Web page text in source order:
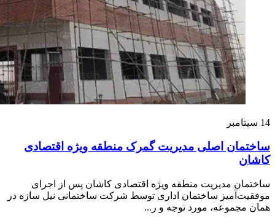
14 سپتامبر
ساختمان اصلی مدیریت گمرک منطقه ویژه اقتصادی
کاشان
ساختمان مدیریت منطقه ویژه اقتصادی کاشان پس از اجرای
موفقیت‌آمیز ساختمان اداری توسط شرکت ساختمانی نیل سازه در
همان مجموعه، مورد توجه و ر...